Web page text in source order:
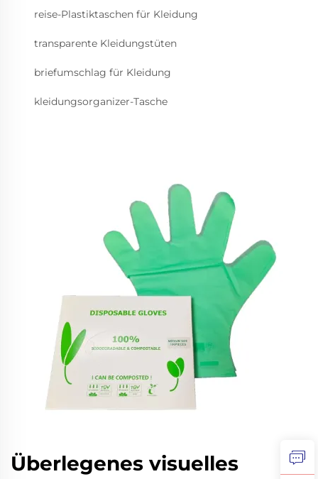
reise-Plastiktaschen für Kleidung
transparente Kleidungstüten
briefumschlag für Kleidung
kleidungsorganizer-Tasche
Überlegenes visuelles